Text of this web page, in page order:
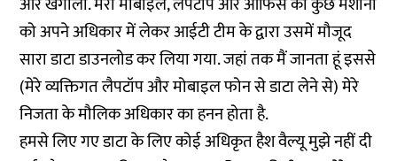
को अपने अधिकार में लेकर आईटी टीम के द्वारा उसमें मौजूद
सारा डाटा डाउनलोड कर लिया गया. जहां तक मैं जानता हूं इससे
(मेरे व्यक्तिगत लैपटॉप और मोबाइल फोन से डाटा लेने से) मेरे
निजता के मौलिक अधिकार का हनन होता है.
हमसे लिए गए डाटा के लिए कोई अधिकृत हैश वैल्यू मुझे नहीं दी